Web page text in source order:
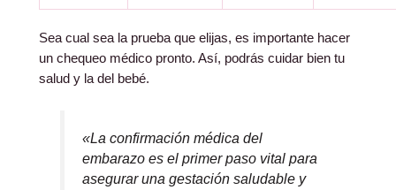
Sea cual sea la prueba que elijas, es importante hacer
un chequeo médico pronto. Así, podrás cuidar bien tu
salud y la del bebé.
«La confirmación médica del
embarazo es el primer paso vital para
asegurar una gestación saludable y